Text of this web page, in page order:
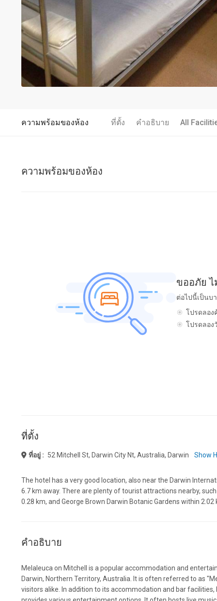
ความพร้อมของห้อง ที่ตั้ง คำอธิบาย All
ความพร้อมของห้อง
ขออภัย
ต่อไปนี้เป็นบ
โปรดลอง
โปรดลอง
ที่ตั้ง
ที่อยู่ : 52 Mitchell St, Darwin City Nt, Australia, Darwin Show
The hotel has a very good location, also near the Darwin
6.7 km away. There are plenty of tourist attractions nearby,
0.28 km, and George Brown Darwin Botanic Gardens within 2.02
คำอธิบาย
Melaleuca on Mitchell is a popular accommodation and
Darwin, Northern Territory, Australia. It is often referred to as
visitors alike. In addition to its accommodation and bar facilities,